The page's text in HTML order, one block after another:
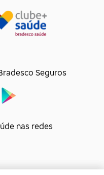
Seguros
nas redes